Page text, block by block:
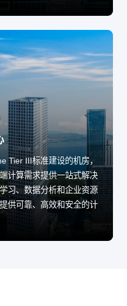
Tier III标准建设的机房，
计算需求提供一站式解决
习、数据分析和企业资源
供可靠、高效和安全的计